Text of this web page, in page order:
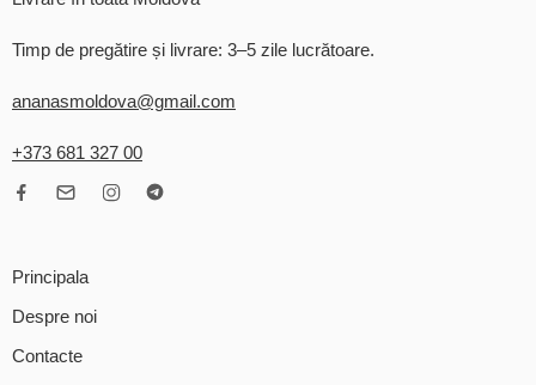
Timp de pregătire și livrare: 3–5 zile lucrătoare.
ananasmoldova@gmail.com
+373 681 327 00
Principala
Despre noi
Contacte